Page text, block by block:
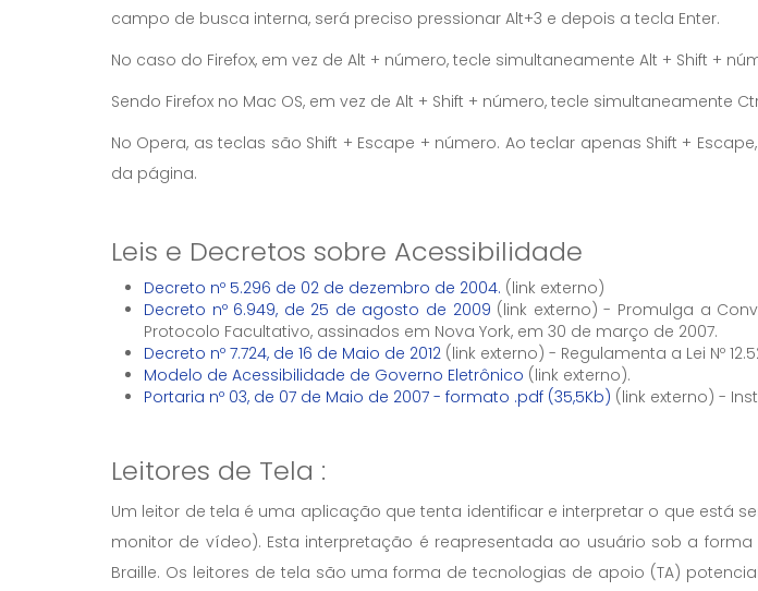
campo de busca interna, será preciso pressionar Alt+3 e depois a tecla Enter.
No caso do Firefox, em vez de Alt + número, tecle simultaneamente Alt + Shift +
Sendo Firefox no Mac OS, em vez de Alt + Shift + número, tecle simultaneamente
No Opera, as teclas são Shift + Escape + número. Ao teclar apenas Shift +
da página.
Leis e Decretos sobre Acessibilidade
Decreto nº 5.296 de 02 de dezembro de 2004. (link externo)
Decreto nº 6.949, de 25 de agosto de 2009 (link externo) - Promulga a
Protocolo Facultativo, assinados em Nova York, em 30 de março de 2007.
Decreto nº 7.724, de 16 de Maio de 2012 (link externo) - Regulamenta a Lei Nº
Modelo de Acessibilidade de Governo Eletrônico (link externo).
Portaria nº 03, de 07 de Maio de 2007 - formato .pdf (35,5Kb) (link externo) -
Leitores de Tela :
Um leitor de tela é uma aplicação que tenta identificar e interpretar o que está
monitor de vídeo). Esta interpretação é reapresentada ao usuário sob a
Braille. Os leitores de tela são uma forma de tecnologias de apoio (TA)